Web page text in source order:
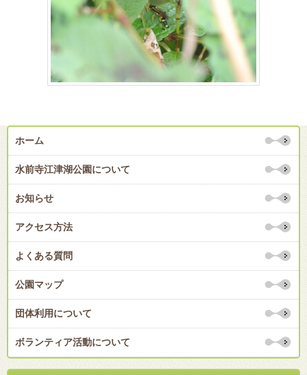
ホーム
水前寺江津湖公園について
お知らせ
アクセス方法
よくある質問
公園マップ
団体利用について
ボランティア活動について